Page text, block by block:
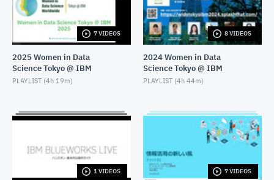
OCTOBER 28, 2024
RDS for Db2 データ移行編 - Part2: S3経由のバックア
ップ/リストアでデータ移行
RDS for Db2 はじめの一歩・バックアップ編
RDS for Db2 はじめの一歩・HA(高可用性)編
RDS for Db2 はじめの一歩・作り方編
JUNE 28, 2024
7 VIDEOS
2025 Women in Data
Science Tokyo @ IBM
PLAYLIST (4h 19m)
8 VIDEOS
2024 Women in Data
Science Tokyo @ IBM
PLAYLIST (4h 44m)
1 VIDEOS 7 VIDEOS